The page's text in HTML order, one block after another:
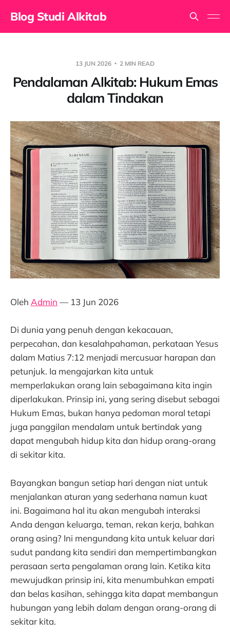
Blog Studi Alkitab
13 JUN 2026 2 MIN READ
Pendalaman Alkitab: Hukum Emas
dalam Tindakan
Oleh Admin — 13 Jun 2026
Di dunia yang penuh dengan kekacauan,
perpecahan, dan kesalahpahaman, perkataan Yesus
dalam Matius 7:12 menjadi mercusuar harapan dan
petunjuk. Ia mengajarkan kita untuk
memperlakukan orang lain sebagaimana kita ingin
diperlakukan. Prinsip ini, yang sering disebut sebagai
Hukum Emas, bukan hanya pedoman moral tetapi
juga panggilan mendalam untuk bertindak yang
dapat mengubah hidup kita dan hidup orang-orang
di sekitar kita.
Bayangkan bangun setiap hari dengan niat untuk
menjalankan aturan yang sederhana namun kuat
ini. Bagaimana hal itu akan mengubah interaksi
Anda dengan keluarga, teman, rekan kerja, bahkan
orang asing? Ini mengundang kita untuk keluar dari
sudut pandang kita sendiri dan mempertimbangkan
perasaan serta pengalaman orang lain. Ketika kita
mewujudkan prinsip ini, kita menumbuhkan empati
dan belas kasihan, sehingga kita dapat membangun
hubungan yang lebih dalam dengan orang-orang di
sekitar kita.